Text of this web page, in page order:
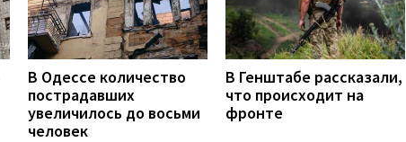
В Одессе количество
пострадавших
увеличилось до восьми
человек
В Генштабе рассказали,
что происходит на
фронте